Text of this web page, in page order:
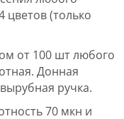
цветов (только
от 100 шт любого
Донная
ручка.
70 мкн и